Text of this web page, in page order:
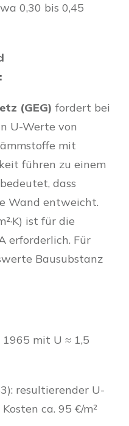
0,30 bis 0,45
(GEG) fordert bei
U-Werte von
mit
führen zu einem
dass
Wand entweicht.
ist für die
erforderlich. Für
Bausubstanz
mit U ≈ 1,5
resultierender U-
ca. 95 €/m²